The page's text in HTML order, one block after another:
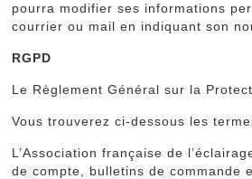
pourra modifier ses informations
courrier ou mail en indiquant son
RGPD
Le Règlement Général sur la
Vous trouverez ci-dessous les
L’Association française de
de compte, bulletins de commande